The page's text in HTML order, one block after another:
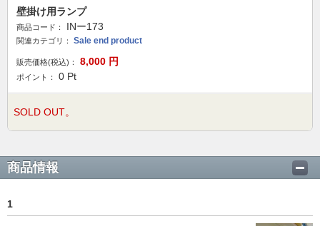
壁掛け用ランプ
商品コード： INー173
関連カテゴリ： Sale end product
販売価格(税込)： 8,000 円
ポイント： 0 Pt
SOLD OUT。
商品情報
1